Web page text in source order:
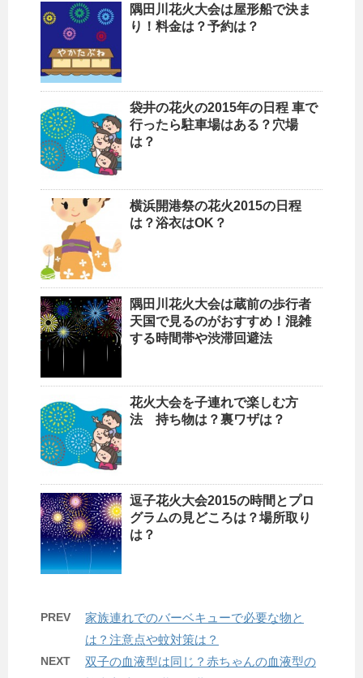
隅田川花火大会は屋形船で決ま
り！料金は？予約は？
袋井の花火の2015年の日程 車で
行ったら駐車場はある？穴場
は？
横浜開港祭の花火2015の日程
は？浴衣はOK？
隅田川花火大会は蔵前の歩行者
天国で見るのがおすすめ！混雑
する時間帯や渋滞回避法
花火大会を子連れで楽しむ方
法 持ち物は？裏ワザは？
逗子花火大会2015の時間とプロ
グラムの見どころは？場所取り
は？
PREV
家族連れでのバーベキューで必要な物と
は？注意点や蚊対策は？
NEXT
双子の血液型は同じ？赤ちゃんの血液型の